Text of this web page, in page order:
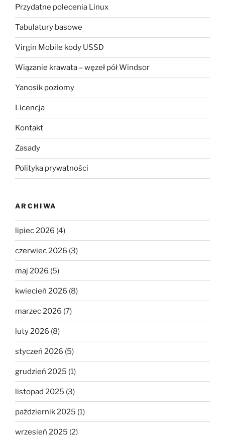
Przydatne polecenia Linux
Tabulatury basowe
Virgin Mobile kody USSD
Wiązanie krawata – węzeł pół Windsor
Yanosik poziomy
Licencja
Kontakt
Zasady
Polityka prywatności
ARCHIWA
lipiec 2026 (4)
czerwiec 2026 (3)
maj 2026 (5)
kwiecień 2026 (8)
marzec 2026 (7)
luty 2026 (8)
styczeń 2026 (5)
grudzień 2025 (1)
listopad 2025 (3)
październik 2025 (1)
wrzesień 2025 (2)